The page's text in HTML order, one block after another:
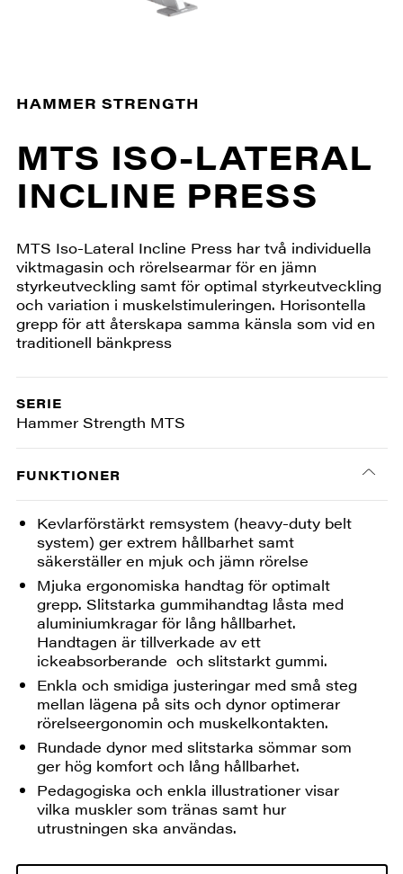
HAMMER STRENGTH
MTS ISO-LATERAL
INCLINE PRESS
MTS Iso-Lateral Incline Press har två individuella
viktmagasin och rörelsearmar för en jämn
styrkeutveckling samt för optimal styrkeutveckling
och variation i muskelstimuleringen. Horisontella
grepp för att återskapa samma känsla som vid en
traditionell bänkpress
SERIE
Hammer Strength MTS
FUNKTIONER
Kevlarförstärkt remsystem (heavy-duty belt
system) ger extrem hållbarhet samt
säkerställer en mjuk och jämn rörelse
Mjuka ergonomiska handtag för optimalt
grepp. Slitstarka gummihandtag låsta med
aluminiumkragar för lång hållbarhet.
Handtagen är tillverkade av ett
ickeabsorberande och slitstarkt gummi.
Enkla och smidiga justeringar med små steg
mellan lägena på sits och dynor optimerar
rörelseergonomin och muskelkontakten.
Rundade dynor med slitstarka sömmar som
ger hög komfort och lång hållbarhet.
Pedagogiska och enkla illustrationer visar
vilka muskler som tränas samt hur
utrustningen ska användas.